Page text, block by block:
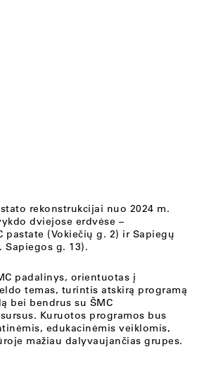
rekonstrukcijai nuo 2024 m.
dviejose erdvėse –
pastate (Vokiečių g. 2) ir Sapiegų
Sapiegos g. 13).
padalinys, orientuotas į
temas, turintis atskirą programą
bei bendrus su ŠMC
Kuruotos programos bus
edukacinėmis veiklomis,
mažiau dalyvaujančias grupes.